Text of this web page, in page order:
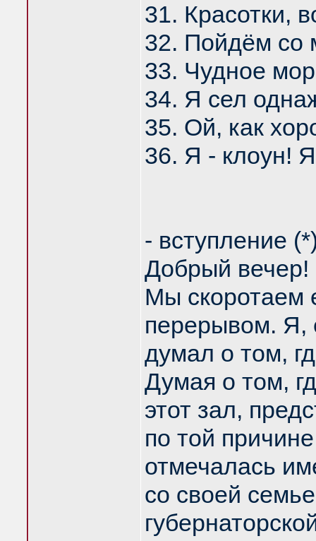
31. Красотки,
32. Пойдём со
33. Чудное
34. Я сел
35. Ой, как
36. Я - клоун!
- вступление
Добрый вечер!
Мы скоротаем
перерывом. Я,
думал о том,
Думая о том,
этот зал,
по той
отмечалась
со своей